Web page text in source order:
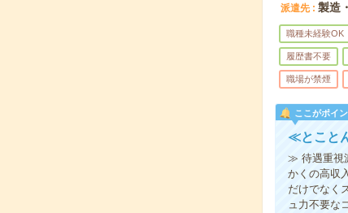
派遣先 製造
職種未経験OK
履歴書不要
職場が禁煙
ここがポイン
≪とこと
≫ 待遇重視
かくの高収
だけでなく
ュ力不要な